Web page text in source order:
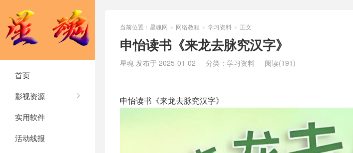
首页
影视资源
实用软件
活动线报
当前位置： 星魂网 > 网络教程 > 学习资料 > 正文
申怡读书《来龙去脉究汉字》
星魂 发布于 2025-01-02 分类： 学习资料 阅读(191)
申怡读书《来龙去脉究汉字》